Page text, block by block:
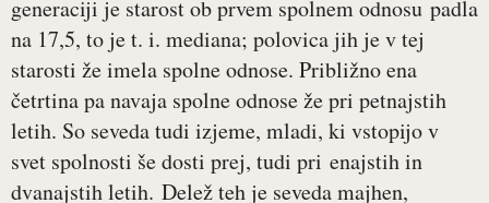
generaciji je starost ob prvem spolnem odnosu padla
na 17,5, to je t. i. mediana; polovica jih je v tej
starosti že imela spolne odnose. Približno ena
četrtina pa navaja spolne odnose že pri petnajstih
letih. So seveda tudi izjeme, mladi, ki vstopijo v
svet spolnosti še dosti prej, tudi pri enajstih in
dvanajstih letih. Delež teh je seveda majhen,